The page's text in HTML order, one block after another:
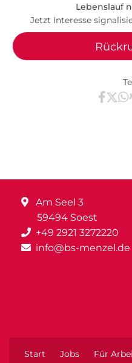
Lebenslauf
Jetzt Interesse
Teilen
Am Seel 3
59494 Soest
+49 2921 3272220
info@bs-menzel.de
Start Jobs Für